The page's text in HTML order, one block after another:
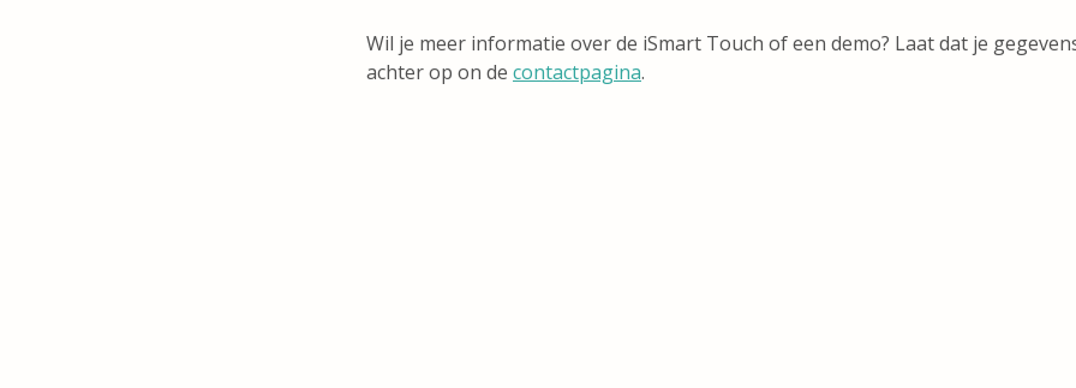
Wil je meer informatie over de iSmart Touch of een demo? Laat dat je
achter op on de contactpagina.